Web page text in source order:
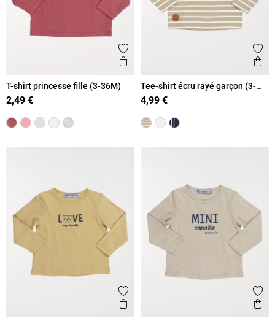
Ajouter aux favoris
Aperçu rapide
T-shirt princesse fille (3-36M)
2,49 €
Tee-shirt écru rayé garçon (3-
36M)
4,99 €
Ajouter aux favoris
Aperçu rapide